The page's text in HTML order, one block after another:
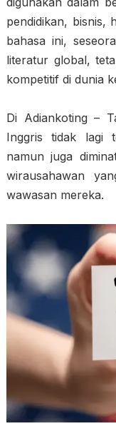
pendidikan, bisnis,
bahasa ini,
literatur global,
kompetitif di dunia
Di Adiankoting –
Inggris tidak lagi
namun juga
wirausahawan
wawasan mereka.